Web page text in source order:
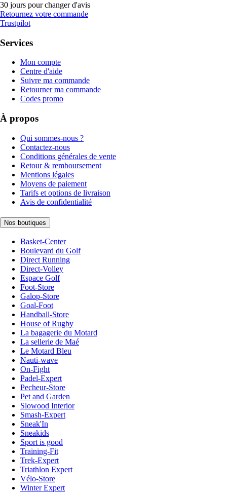
30 jours pour changer d'avis
Retournez votre commande
Trustpilot
Services
Mon compte
Centre d'aide
Suivre ma commande
Retourner ma commande
Codes promo
À propos
Qui sommes-nous ?
Contactez-nous
Conditions générales de vente
Retour & remboursement
Mentions légales
Moyens de paiement
Tarifs et options de livraison
Avis de confidentialité
Nos boutiques
Basket-Center
Boulevard du Golf
Direct Running
Direct-Volley
Espace Golf
Foot-Store
Galop-Store
Goal-Foot
Handball-Store
House of Rugby
La bagagerie du Motard
La sellerie de Maé
Le Motard Bleu
Nauti-wave
On-Fight
Padel-Expert
Pecheur-Store
Pet and Garden
Slowood Interior
Smash-Expert
Sneak'In
Sneakids
Sport is good
Training-Fit
Trek-Expert
Triathlon Expert
Vélo-Store
Winter Expert